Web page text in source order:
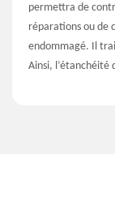
permettra de
réparations ou de
endommagé. Il
Ainsi,